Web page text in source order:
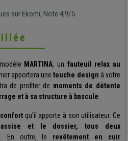
sur Ekomi, Note 4,9/5
MARTINA, un fauteuil relax au
apportera unetouche design à votre
de profiter de moments de détente
et à sa structure à bascule.
qu’il apporte à son utilisateur. Ce
assise et le dossier, tous deux
. En outre, le revêtement en cuir